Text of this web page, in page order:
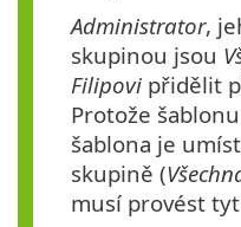
Administrator,
skupinou jsou
Filipovi přidělit
Protože
šablona je
skupině (
musí provést